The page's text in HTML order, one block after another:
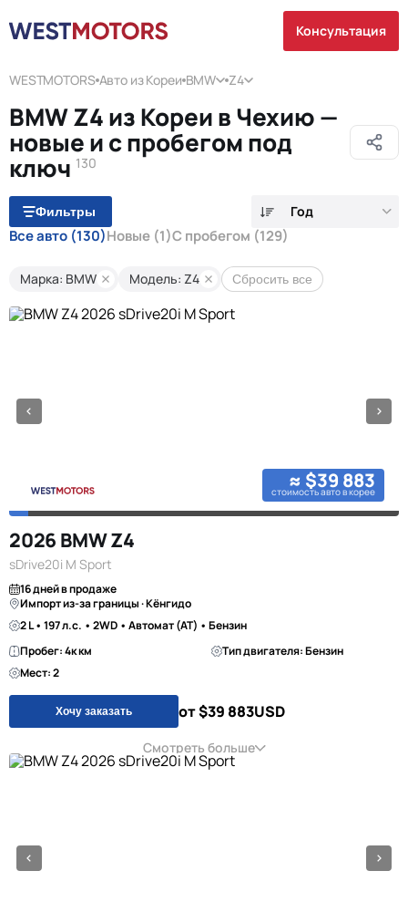
Консультация
WESTMOTORS Авто из Кореи BMW Z4
BMW Z4 из Кореи в Чехию —
новые и с пробегом под
ключ 130
Фильтры Год
Все авто (130)Новые (1)С пробегом (129)
Марка: BMW Модель: Z4 Сбросить все
≈ $39 883
стоимость авто в корее
2026 BMW Z4
sDrive20i M Sport
16 дней в продаже
Импорт из-за границы · Кёнгидо
2 L • 197 л.с. • 2WD • Автомат (AT) • Бензин
Пробег: 4к км
Тип двигателя: Бензин
Мест: 2
Хочу заказать от $39 883USD
Смотреть больше